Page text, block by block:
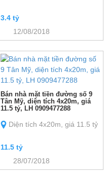
3.4 tỷ
12/08/2018
Bán nhà mặt tiền đường số 9
Tân Mỹ, diện tích 4x20m, giá
11.5 tỷ, LH 0909477288
Diện tích 4x20m, giá 11.5 tỷ
11.5 tỷ
28/07/2018